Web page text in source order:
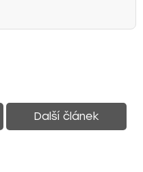
Další článek